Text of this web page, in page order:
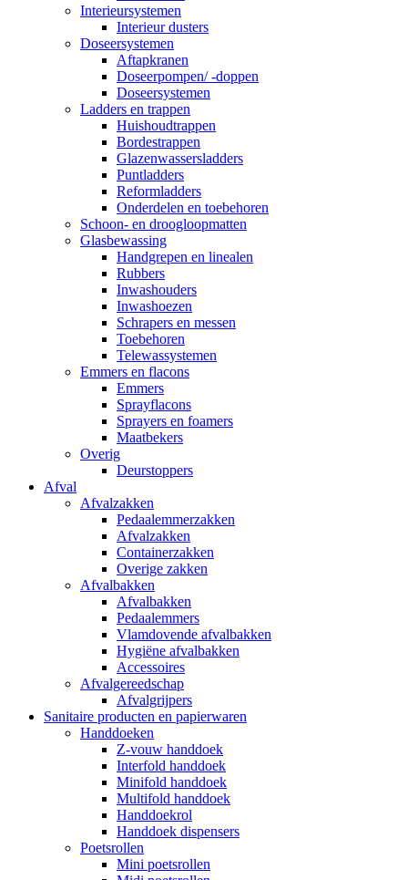
Interieursystemen
Interieur dusters
Doseersystemen
Aftapkranen
Doseerpompen/ -doppen
Doseersystemen
Ladders en trappen
Huishoudtrappen
Bordestrappen
Glazenwassersladders
Puntladders
Reformladders
Onderdelen en toebehoren
Schoon- en droogloopmatten
Glasbewassing
Handgrepen en linealen
Rubbers
Inwashouders
Inwashoezen
Schrapers en messen
Toebehoren
Telewassystemen
Emmers en flacons
Emmers
Sprayflacons
Sprayers en foamers
Maatbekers
Overig
Deurstoppers
Afval
Afvalzakken
Pedaalemmerzakken
Afvalzakken
Containerzakken
Overige zakken
Afvalbakken
Afvalbakken
Pedaalemmers
Vlamdovende afvalbakken
Hygiëne afvalbakken
Accessoires
Afvalgereedschap
Afvalgrijpers
Sanitaire producten en papierwaren
Handdoeken
Z-vouw handdoek
Interfold handdoek
Minifold handdoek
Multifold handdoek
Handdoekrol
Handdoek dispensers
Poetsrollen
Mini poetsrollen